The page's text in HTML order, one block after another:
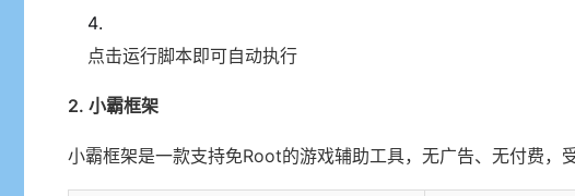
点击运行脚本即可自动执行
2. 小霸框架
小霸框架是一款支持免Root的游戏辅助工具，无广告、无付费，